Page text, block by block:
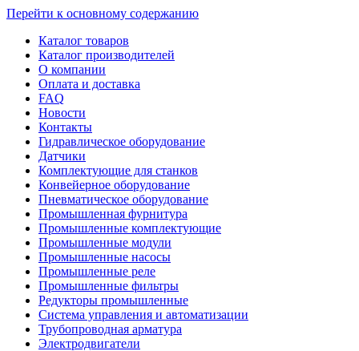
Перейти к основному содержанию
Каталог товаров
Каталог производителей
О компании
Оплата и доставка
FAQ
Новости
Контакты
Гидравлическое оборудование
Датчики
Комплектующие для станков
Конвейерное оборудование
Пневматическое оборудование
Промышленная фурнитура
Промышленные комплектующие
Промышленные модули
Промышленные насосы
Промышленные реле
Промышленные фильтры
Редукторы промышленные
Система управления и автоматизации
Трубопроводная арматура
Электродвигатели